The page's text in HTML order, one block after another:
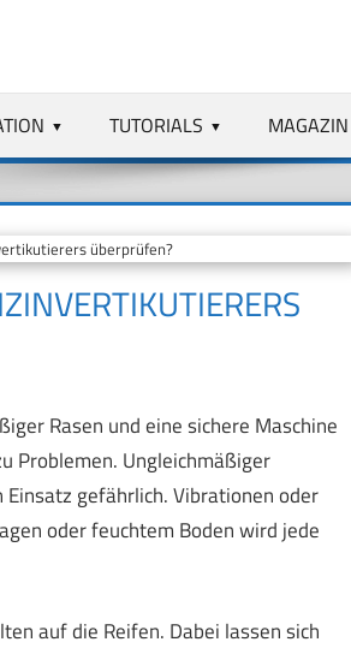
TUTORIALS MAGAZIN
überprüfen?
Rasen und eine sichere Maschine
Problemen. Ungleichmäßiger
gefährlich. Vibrationen oder
oder feuchtem Boden wird jede
auf die Reifen. Dabei lassen sich